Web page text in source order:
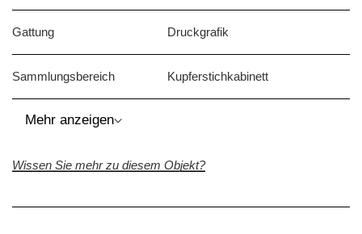
Gattung Druckgrafik
Sammlungsbereich Kupferstichkabinett
Mehr anzeigen⌵
Beschriftung / Signatur
Beschriftung: "55" (verso, unten
Wissen Sie mehr zu diesem Objekt?